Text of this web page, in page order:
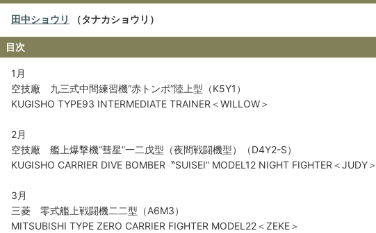
田中ショウリ （タナカショウリ）
目次
1月
空技廠 九三式中間練習機“赤トンボ”陸上型（K5Y1）
KUGISHO TYPE93 INTERMEDIATE TRAINER＜WILLOW＞
2月
空技廠 艦上爆撃機“彗星”一二戊型（夜間戦闘機型）（D4Y2-S）
KUGISHO CARRIER DIVE BOMBER〝SUISEI” MODEL12 NIGHT FIGHTER＜JUDY＞
3月
三菱 零式艦上戦闘機二二型（A6M3）
MITSUBISHI TYPE ZERO CARRIER FIGHTER MODEL22＜ZEKE＞